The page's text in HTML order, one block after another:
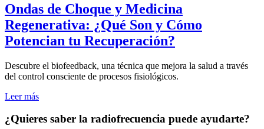
Ondas de Choque y Medicina
Regenerativa: ¿Qué Son y Cómo
Potencian tu Recuperación?
Descubre el biofeedback, una técnica que mejora la salud a través
del control consciente de procesos fisiológicos.
Leer más
¿Quieres saber la radiofrecuencia puede ayudarte?